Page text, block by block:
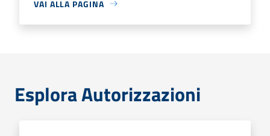
VAI ALLA PAGINA
Esplora Autorizzazioni